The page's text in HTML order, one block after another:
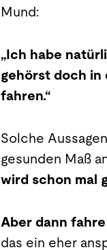
Mund:
„Ich habe
gehörst doch in
fahren.“
Solche
gesunden Maß
wird schon mal
Aber dann
das ein eher